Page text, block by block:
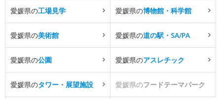
愛媛県の工場見学 愛媛県の博物館・科学館
愛媛県の美術館 愛媛県の道の駅・SA/PA
愛媛県の公園 愛媛県のアスレチック
愛媛県のタワー・展望施設 愛媛県のフードテーマパーク